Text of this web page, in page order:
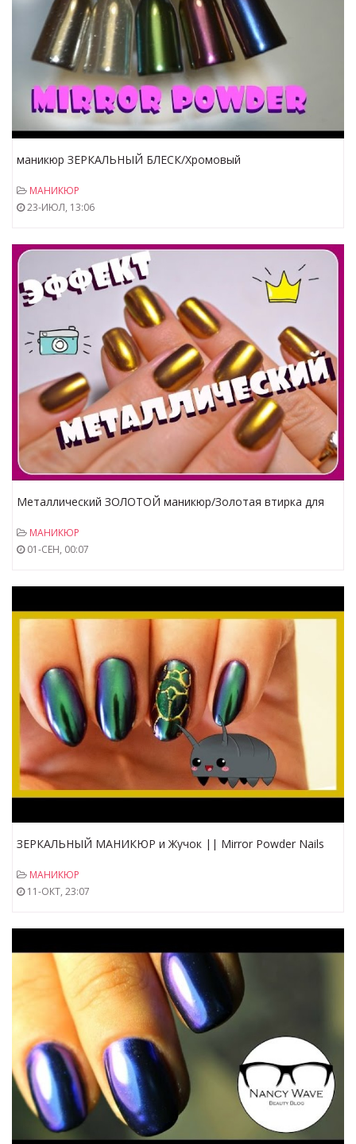
маникюр ЗЕРКАЛЬНЫЙ БЛЕСК/Хромовый
POWDER NAILS
МАНИКЮР
23-ИЮЛ, 13:06
Металлический ЗОЛОТОЙ маникюр/Золотая втирка для
МАНИКЮР
01-СЕН, 00:07
ЗЕРКАЛЬНЫЙ МАНИКЮР и Жучок || Mirror Powder Nails
МАНИКЮР
11-ОКТ, 23:07